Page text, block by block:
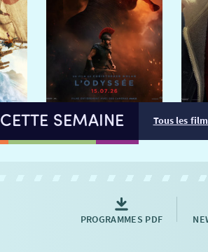
CETTE SEMAINE Tous les
PROGRAMMES PDF